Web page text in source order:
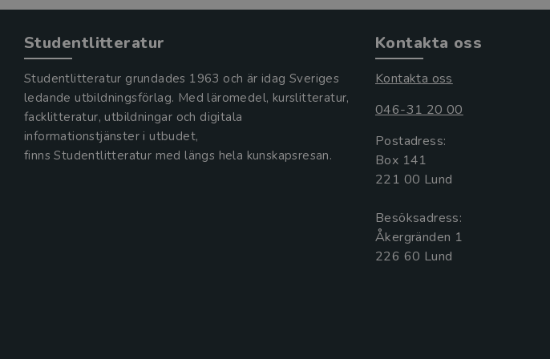
Studentlitteratur
Studentlitteratur grundades 1963 och är idag Sveriges
ledande utbildningsförlag. Med läromedel, kurslitteratur,
facklitteratur, utbildningar och digitala
informationstjänster i utbudet,
finns Studentlitteratur med längs hela kunskapsresan.
Kontakta oss
Kontakta oss
046-31 20 00
Postadress:
Box 141
221 00 Lund
Besöksadress:
Åkergränden 1